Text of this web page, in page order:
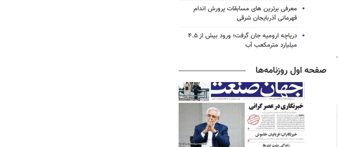
معرفی برترین های مسابقات پرورش اندام
قهرمانی آذربایجان شرقی
دریاچه ارومیه جان گرفت؛ ورود بیش از ۴.۵
میلیارد مترمکعب آب
صفحه اول روزنامه‌ها